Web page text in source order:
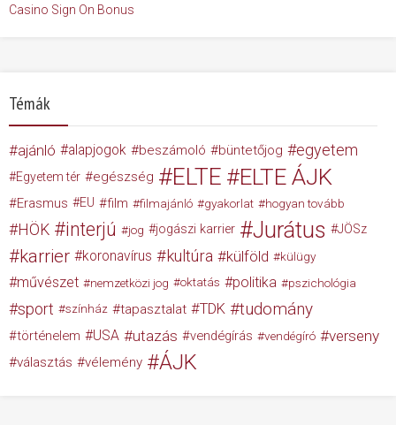
Casino Sign On Bonus
Témák
ajánló alapjogok beszámoló büntetőjog egyetem
Egyetem tér egészség ELTE ELTE ÁJK
Erasmus EU film filmajánló gyakorlat hogyan tovább
HÖK interjú jog jogászi karrier Jurátus JÖSz
karrier koronavírus kultúra külföld külügy
művészet nemzetközi jog oktatás politika pszichológia
sport színház tapasztalat TDK tudomány
történelem USA utazás vendégírás vendégíró verseny
választás vélemény ÁJK